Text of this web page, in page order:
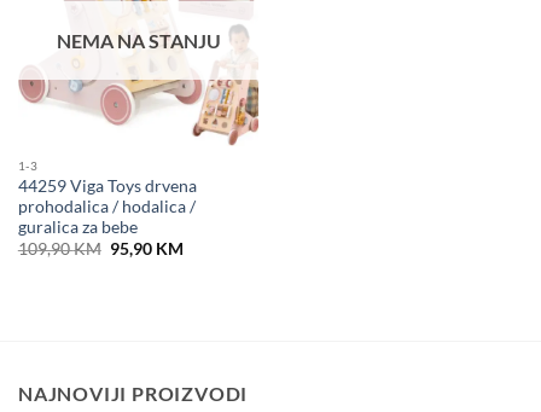
NEMA NA STANJU
1-3
44259 Viga Toys drvena
prohodalica / hodalica /
guralica za bebe
109,90KM Original
price
95,90 KMCurrent
NAJNOVIJI PROIZVODI